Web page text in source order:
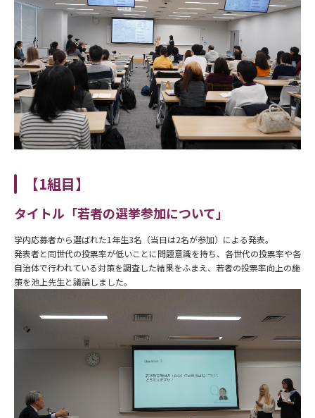
【1組目】
タイトル「若者の選挙参加について」
学内応募者から選ばれた1年生3名（当日は2名が参加）による発表。
発表者と同世代の投票率が低いことに問題意識を持ち、各世代の投票率や各
自治体で行われている対策を調査した結果をふまえ、若者の投票率向上の施
策を池上先生と議論しました。